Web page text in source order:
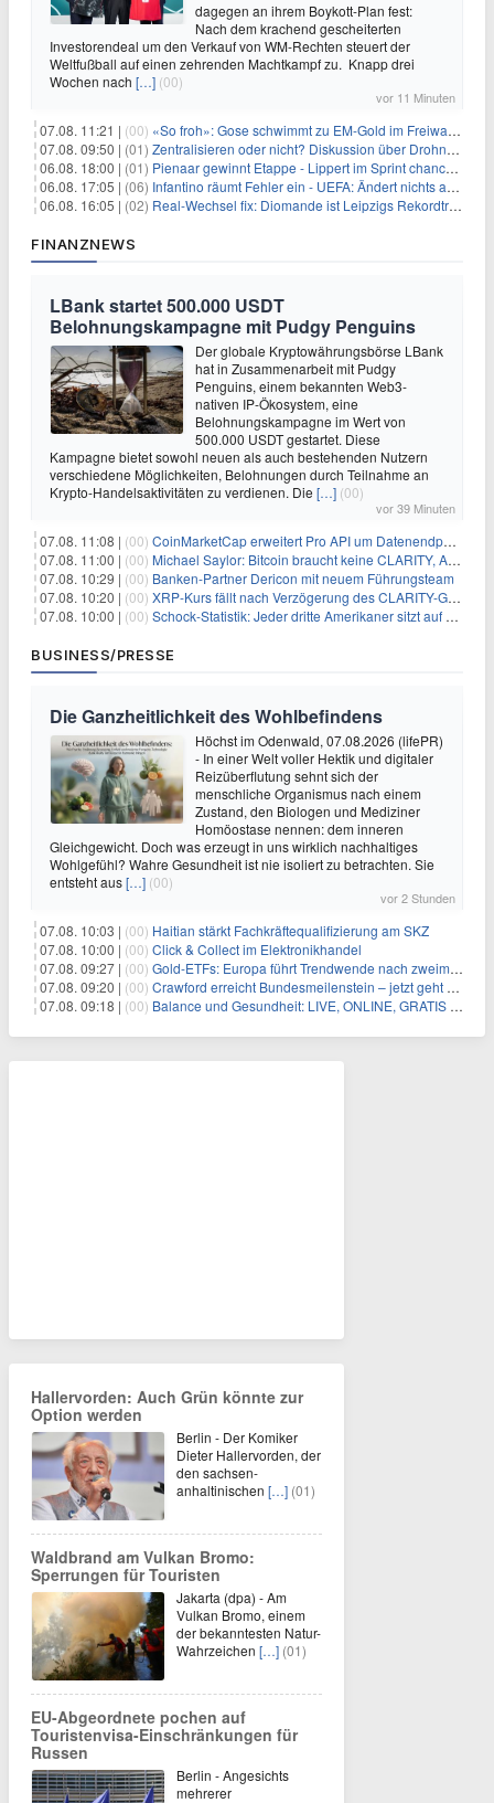
dagegen an ihrem Boykott-Plan fest:
Nach dem krachend gescheiterten
Investorendeal um den Verkauf von WM-Rechten steuert der
Weltfußball auf einen zehrenden Machtkampf zu. Knapp drei
Wochen nach […] (00)
vor 11 Minuten
07.08. 11:21 | (00) «So froh»: Gose schwimmt zu EM-Gold im Freiwasser
07.08. 09:50 | (01) Zentralisieren oder nicht? Diskussion über Drohnenabwehr
06.08. 18:00 | (01) Pienaar gewinnt Etappe - Lippert im Sprint chancenlos
06.08. 17:05 | (06) Infantino räumt Fehler ein - UEFA: Ändert nichts an Boykott
06.08. 16:05 | (02) Real-Wechsel fix: Diomande ist Leipzigs Rekordtransfer
FINANZNEWS
LBank startet 500.000 USDT
Belohnungskampagne mit Pudgy Penguins
Der globale Kryptowährungsbörse LBank
hat in Zusammenarbeit mit Pudgy
Penguins, einem bekannten Web3-
nativen IP-Ökosystem, eine
Belohnungskampagne im Wert von
500.000 USDT gestartet. Diese
Kampagne bietet sowohl neuen als auch bestehenden Nutzern
verschiedene Möglichkeiten, Belohnungen durch Teilnahme an
Krypto-Handelsaktivitäten zu verdienen. Die […] (00)
vor 39 Minuten
07.08. 11:08 | (00) CoinMarketCap erweitert Pro API um Datenendpunkte für reale Vermögenswerte
07.08. 11:00 | (00) Michael Saylor: Bitcoin braucht keine CLARITY, Amerika schon
07.08. 10:29 | (00) Banken-Partner Dericon mit neuem Führungsteam
07.08. 10:20 | (00) XRP-Kurs fällt nach Verzögerung des CLARITY-Gesetzes, Analyst warnt vor schwachem August-Trend
07.08. 10:00 | (00) Schock-Statistik: Jeder dritte Amerikaner sitzt auf dem Trockenen – warum Sparen zur Luxus-Aktivität wird
BUSINESS/PRESSE
Die Ganzheitlichkeit des Wohlbefindens
Höchst im Odenwald, 07.08.2026 (lifePR)
- In einer Welt voller Hektik und digitaler
Reizüberflutung sehnt sich der
menschliche Organismus nach einem
Zustand, den Biologen und Mediziner
Homöostase nennen: dem inneren
Gleichgewicht. Doch was erzeugt in uns wirklich nachhaltiges
Wohlgefühl? Wahre Gesundheit ist nie isoliert zu betrachten. Sie
entsteht aus[…] (00)
vor 2 Stunden
07.08. 10:03 | (00) Haitian stärkt Fachkräftequalifizierung am SKZ
07.08. 10:00 | (00) Click & Collect im Elektronikhandel
07.08. 09:27 | (00) Gold-ETFs: Europa führt Trendwende nach zweimonatiger Schwächephase an
07.08. 09:20 | (00) Crawford erreicht Bundesmeilenstein – jetzt geht es in die finale Phase!
07.08. 09:18 | (00) Balance und Gesundheit: LIVE, ONLINE, GRATIS am Mi 19.08.2026 um 19:00 Uhr
Hallervorden: Auch Grün könnte zur
Option werden
Berlin - Der Komiker
Dieter Hallervorden, der
den sachsen-
anhaltinischen […] (01)
Waldbrand am Vulkan Bromo:
Sperrungen für Touristen
Jakarta (dpa) - Am
Vulkan Bromo, einem
der bekanntesten Natur-
Wahrzeichen […] (01)
EU-Abgeordnete pochen auf
Touristenvisa-Einschränkungen für
Russen
Berlin - Angesichts
mehrerer